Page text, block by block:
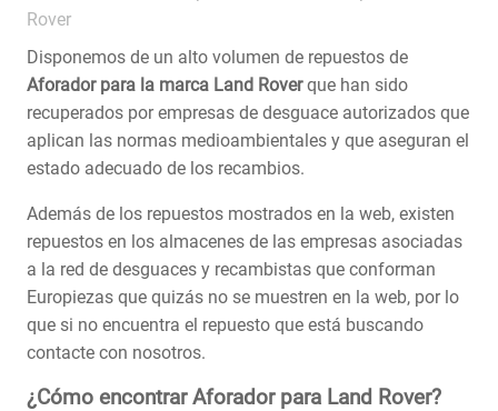
Rover
Disponemos de un alto volumen de repuestos de
Aforador para la marca Land Roverque han sido
recuperados por empresas de desguace autorizados que
aplican las normas medioambientales y que aseguran el
estado adecuado de los recambios.
Además de los repuestos mostrados en la web, existen
repuestos en los almacenes de las empresas asociadas
a la red de desguaces y recambistas que conforman
Europiezas que quizás no se muestren en la web, por lo
que si no encuentra el repuesto que está buscando
contacte con nosotros.
¿Cómo encontrar Aforador para Land Rover?